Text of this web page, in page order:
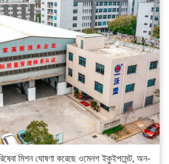
মিশন ঘোষণা করেছে ওমেনগ ইকুইপমেন্ট, অন-